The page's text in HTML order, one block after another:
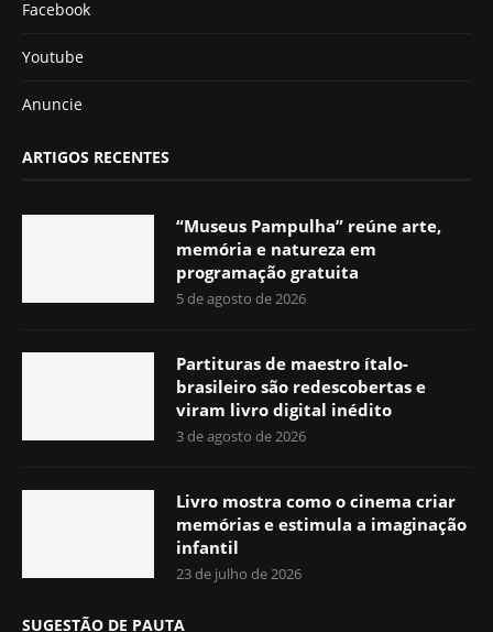
Facebook
Youtube
Anuncie
ARTIGOS RECENTES
“Museus Pampulha” reúne arte,
memória e natureza em
programação gratuita
5 de agosto de 2026
Partituras de maestro ítalo-
brasileiro são redescobertas e
viram livro digital inédito
3 de agosto de 2026
Livro mostra como o cinema criar
memórias e estimula a imaginação
infantil
23 de julho de 2026
SUGESTÃO DE PAUTA